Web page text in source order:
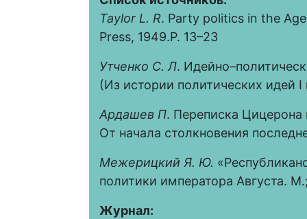
Taylor L. R. Party politics in the
Press, 1949.P. 13–23
Утченко С. Л.
(Из истории политических идей
Ардашев П. Переписка
От начала столкновения
Межерицкий Я. Ю.
политики императора Августа.
Журнал: